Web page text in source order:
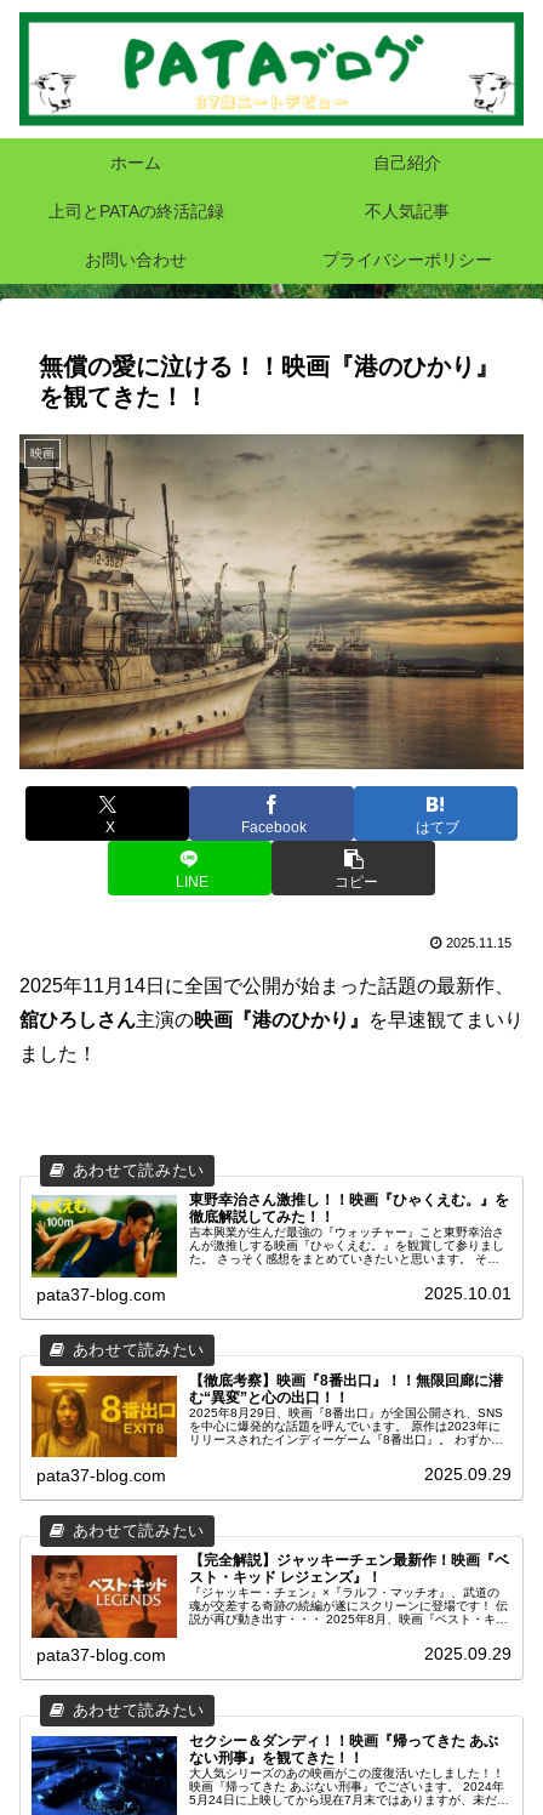
ホーム 自己紹介
上司とPATAの終活記録 不人気記事
お問い合わせ プライバシーポリシー
無償の愛に泣ける！！映画『港のひかり』
を観てきた！！
映画
X Facebook はてブ
LINE コピー
2025.11.15
2025年11月14日に全国で公開が始まった話題の最新作、
舘ひろしさん主演の映画『港のひかり』
を早速観てまいり
ました！
東野幸治さん激推し！！映画『ひゃくえむ。』を
徹底解説してみた！！
吉本興業が生んだ最強の『ウォッチャー』こと東野幸治さ
んが激推しする映画『ひゃくえむ。』を観賞して参りまし
た。 さっそく感想をまとめていきたいと思います。 それ
pata37-blog.com 2025.10.01
【徹底考察】映画『8番出口』！！無限回廊に潜
む“異変”と心の出口！！
2025年8月29日、映画『8番出口』が全国公開され、SNS
を中心に爆発的な話題を呼んでいます。 原作は2023年に
リリースされたインディーゲーム『8番出口』。 わずか
ドを突破し、世界中のプレイヤーを“異変”探しのループに
に新たな意味を与えています。
pata37-blog.com 2025.09.29
【完全解説】ジャッキーチェン最新作！映画『ベ
スト・キッド レジェンズ』！
『ジャッキー・チェン』×『ラルフ・マッチオ』、武道の
魂が交差する奇跡の続編が遂にスクリーンに登場です！ 伝
説が再び動き出す・・・ 2025年8月、映画『ベスト・キッ
ナル版『ベスト・キッド』と2010年のリメイク版を繋ぐ正
ーと空手、東洋と西洋、過去と未来。 すべてが交差するこ
の映画は、単なる格闘映画ではなく、「武道とは何か？」
を問い直す哲学的な物語でもあります。
pata37-blog.com 2025.09.29
セクシー＆ダンディ！！映画『帰ってきた あぶ
ない刑事』を観てきた！！
大人気シリーズのあの映画がこの度復活いたしました！！
映画『帰ってきた あぶない刑事』でございます。 2024年
5月24日に上映してから現在7月末ではありますが、未だに